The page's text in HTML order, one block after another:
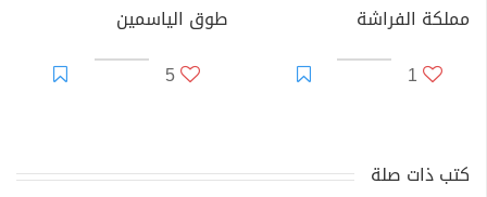
مملكة الفراشة
1
طوق الياسمين
5
كتب ذات صلة